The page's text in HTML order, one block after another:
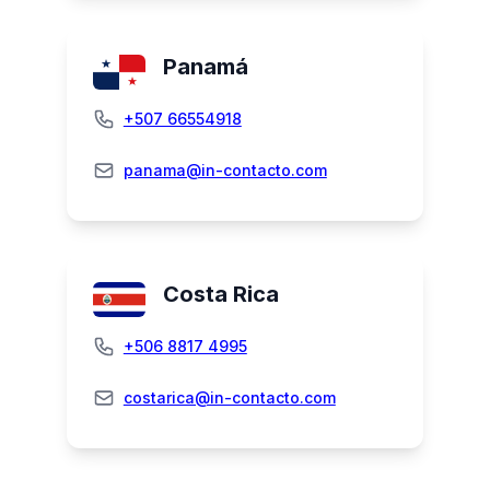
Panamá
+507 66554918
panama@in-contacto.com
Costa Rica
+506 8817 4995
costarica@in-contacto.com